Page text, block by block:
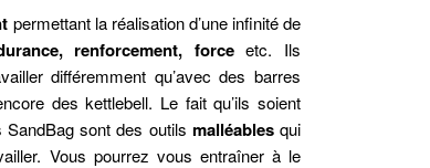
permettant la réalisation d’une infinité de
renforcement, forceetc. Ils
différemment qu’avec des barres
des kettlebell. Le fait qu’ils soient
sont des outils malléablesqui
Vous pourrez vous entraîner à le